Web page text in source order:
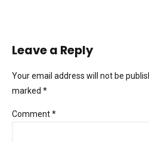
Leave a Reply
Your email address will not be
marked *
Comment*